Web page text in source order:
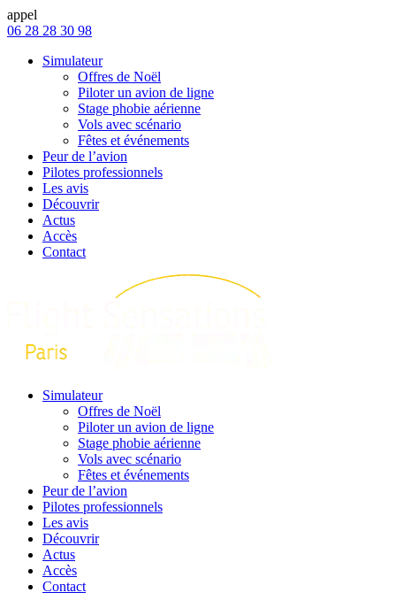
appel
06 28 28 30 98
Simulateur
Offres de Noël
Piloter un avion de ligne
Stage phobie aérienne
Vols avec scénario
Fêtes et événements
Peur de l’avion
Pilotes professionnels
Les avis
Découvrir
Actus
Accès
Contact
Simulateur
Offres de Noël
Piloter un avion de ligne
Stage phobie aérienne
Vols avec scénario
Fêtes et événements
Peur de l’avion
Pilotes professionnels
Les avis
Découvrir
Actus
Accès
Contact